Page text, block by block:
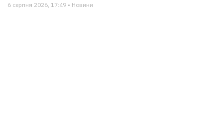
6 серпня 2026, 17:49 • Новини